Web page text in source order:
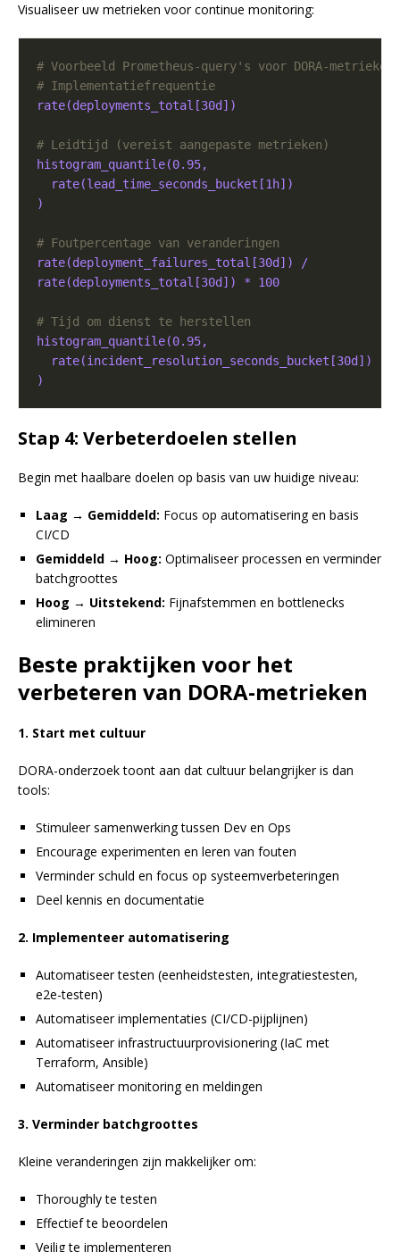
Visualiseer uw metrieken voor continue monitoring:
# Voorbeeld Prometheus-query's voor DORA-metrieken
# Implementatiefrequentie
rate(deployments_total[30d])
# Leidtijd (vereist aangepaste metrieken)
histogram_quantile(0.95,
rate(lead_time_seconds_bucket[1h])
)
# Foutpercentage van veranderingen
rate(deployment_failures_total[30d]) /
rate(deployments_total[30d]) * 100
# Tijd om dienst te herstellen
histogram_quantile(0.95,
rate(incident_resolution_seconds_bucket[30d])
)
Stap 4: Verbeterdoelen stellen
Begin met haalbare doelen op basis van uw huidige niveau:
Laag → Gemiddeld: Focus op automatisering en basis
CI/CD
Gemiddeld → Hoog: Optimaliseer processen en verminder
batchgroottes
Hoog → Uitstekend: Fijnafstemmen en bottlenecks
elimineren
Beste praktijken voor het
verbeteren van DORA-metrieken
1. Start met cultuur
DORA-onderzoek toont aan dat cultuur belangrijker is dan
tools:
Stimuleer samenwerking tussen Dev en Ops
Encourage experimenten en leren van fouten
Verminder schuld en focus op systeemverbeteringen
Deel kennis en documentatie
2. Implementeer automatisering
Automatiseer testen (eenheidstesten, integratiestesten,
e2e-testen)
Automatiseer implementaties (CI/CD-pijplijnen)
Automatiseer infrastructuurprovisionering (IaC met
Terraform, Ansible)
Automatiseer monitoring en meldingen
3. Verminder batchgroottes
Kleine veranderingen zijn makkelijker om:
Thoroughly te testen
Effectief te beoordelen
Veilig te implementeren